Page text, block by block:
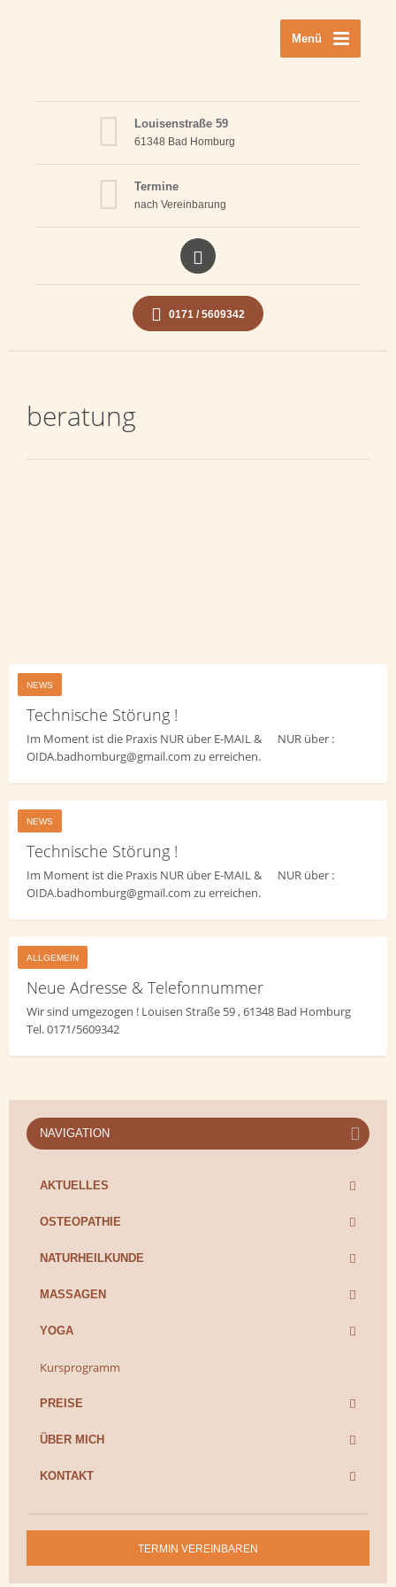
Menü
Louisenstraße 59
61348 Bad Homburg
Termine
nach Vereinbarung
0171 / 5609342
beratung
NEWS
Technische Störung !
Im Moment ist die Praxis NUR über E-MAIL & NUR über :
OIDA.badhomburg@gmail.com zu erreichen.
NEWS
Technische Störung !
Im Moment ist die Praxis NUR über E-MAIL & NUR über :
OIDA.badhomburg@gmail.com zu erreichen.
ALLGEMEIN
Neue Adresse & Telefonnummer
Wir sind umgezogen ! Louisen Straße 59 , 61348 Bad Homburg
Tel. 0171/5609342
NAVIGATION
AKTUELLES
OSTEOPATHIE
NATURHEILKUNDE
MASSAGEN
YOGA
Kursprogramm
PREISE
ÜBER MICH
KONTAKT
TERMIN VEREINBAREN